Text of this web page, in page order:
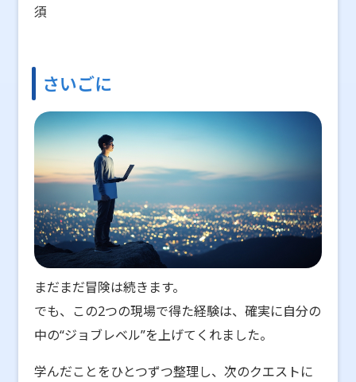
須
さいごに
まだまだ冒険は続きます。
でも、この2つの現場で得た経験は、確実に自分の
中の“ジョブレベル”を上げてくれました。
学んだことをひとつずつ整理し、次のクエストに